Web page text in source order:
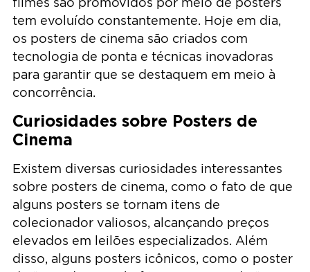
tem evoluído constantemente. Hoje em dia,
os posters de cinema são criados com
tecnologia de ponta e técnicas inovadoras
para garantir que se destaquem em meio à
concorrência.
Curiosidades sobre Posters de
Cinema
Existem diversas curiosidades interessantes
sobre posters de cinema, como o fato de que
alguns posters se tornam itens de
colecionador valiosos, alcançando preços
elevados em leilões especializados. Além
disso, alguns posters icônicos, como o poster